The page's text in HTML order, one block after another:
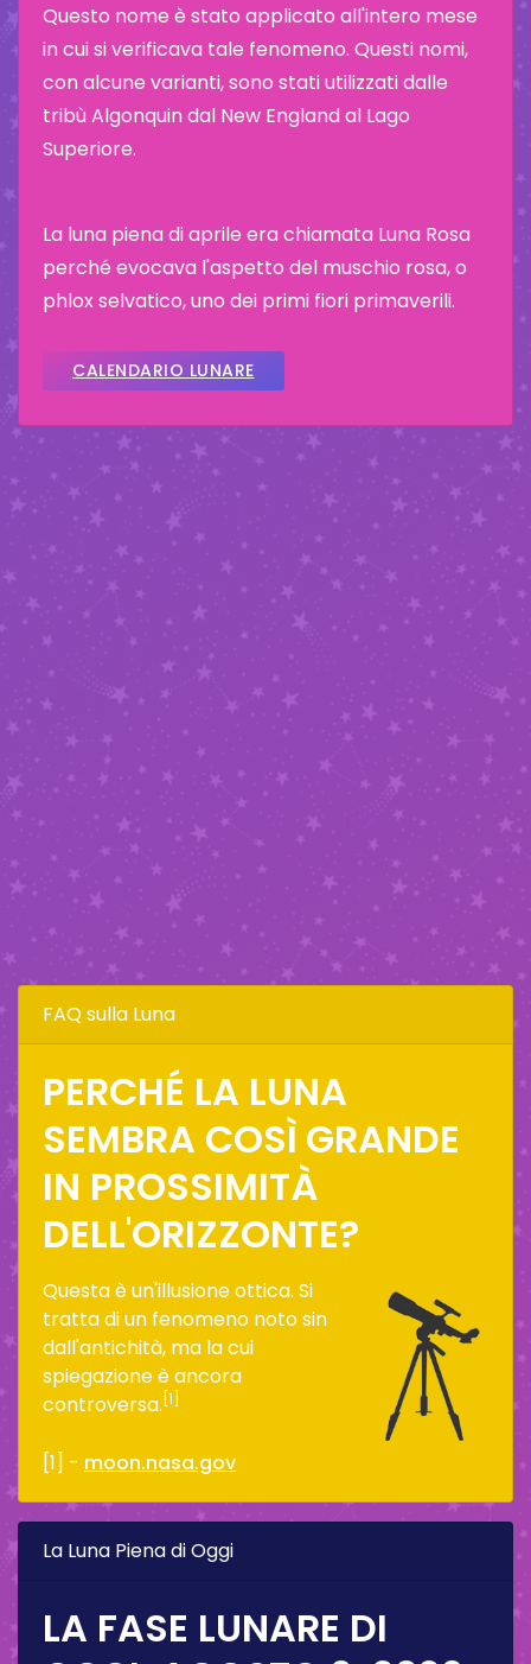
Questo nome è stato applicato all'intero mese
in cui si verificava tale fenomeno. Questi nomi,
con alcune varianti, sono stati utilizzati dalle
tribù Algonquin dal New England al Lago
Superiore.
La luna piena di aprile era chiamata Luna Rosa
perché evocava l'aspetto del muschio rosa, o
phlox selvatico, uno dei primi fiori primaverili.
CALENDARIO LUNARE
FAQ sulla Luna
PERCHÉ LA LUNA
SEMBRA COSÌ GRANDE
IN PROSSIMITÀ
DELL'ORIZZONTE?
Questa è un'illusione ottica. Si
tratta di un fenomeno noto sin
dall'antichità, ma la cui
spiegazione è ancora
controversa. [1]
[1] - moon.nasa.gov
La Luna Piena di Oggi
LA FASE LUNARE DI